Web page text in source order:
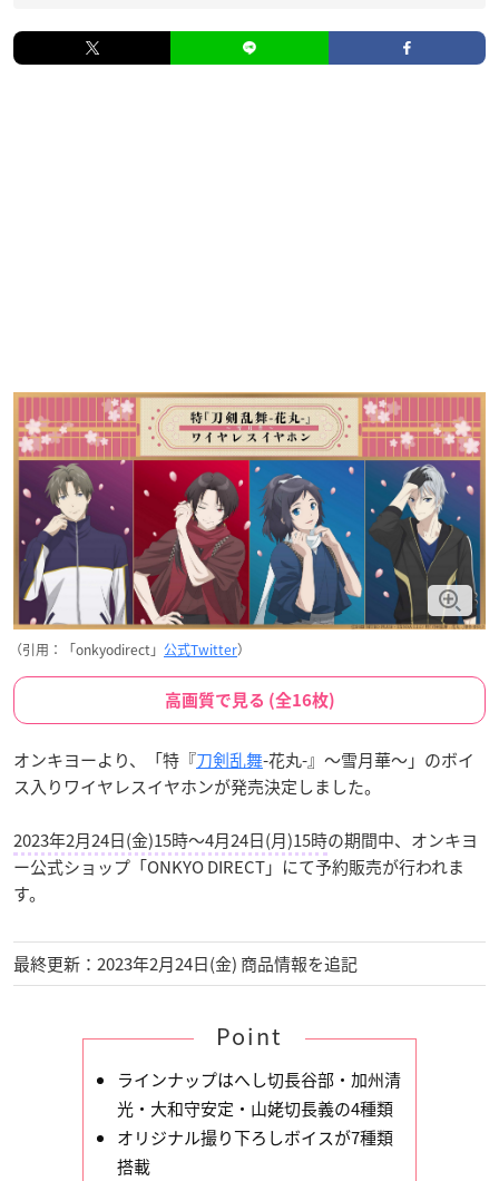
（引用：「onkyodirect」 公式Twitter）
高画質で見る (全16枚)
オンキヨーより、「特『刀剣乱舞-花丸-』〜雪月華〜」のボイ
ス入りワイヤレスイヤホンが発売決定しました。
2023年2月24日(金)15時～4月24日(月)15時の期間中、オンキヨ
ー公式ショップ「ONKYO DIRECT」にて予約販売が行われま
す。
最終更新：2023年2月24日(金) 商品情報を追記
Point
ラインナップはへし切長谷部・加州清
光・大和守安定・山姥切長義の4種類
オリジナル撮り下ろしボイスが7種類
搭載